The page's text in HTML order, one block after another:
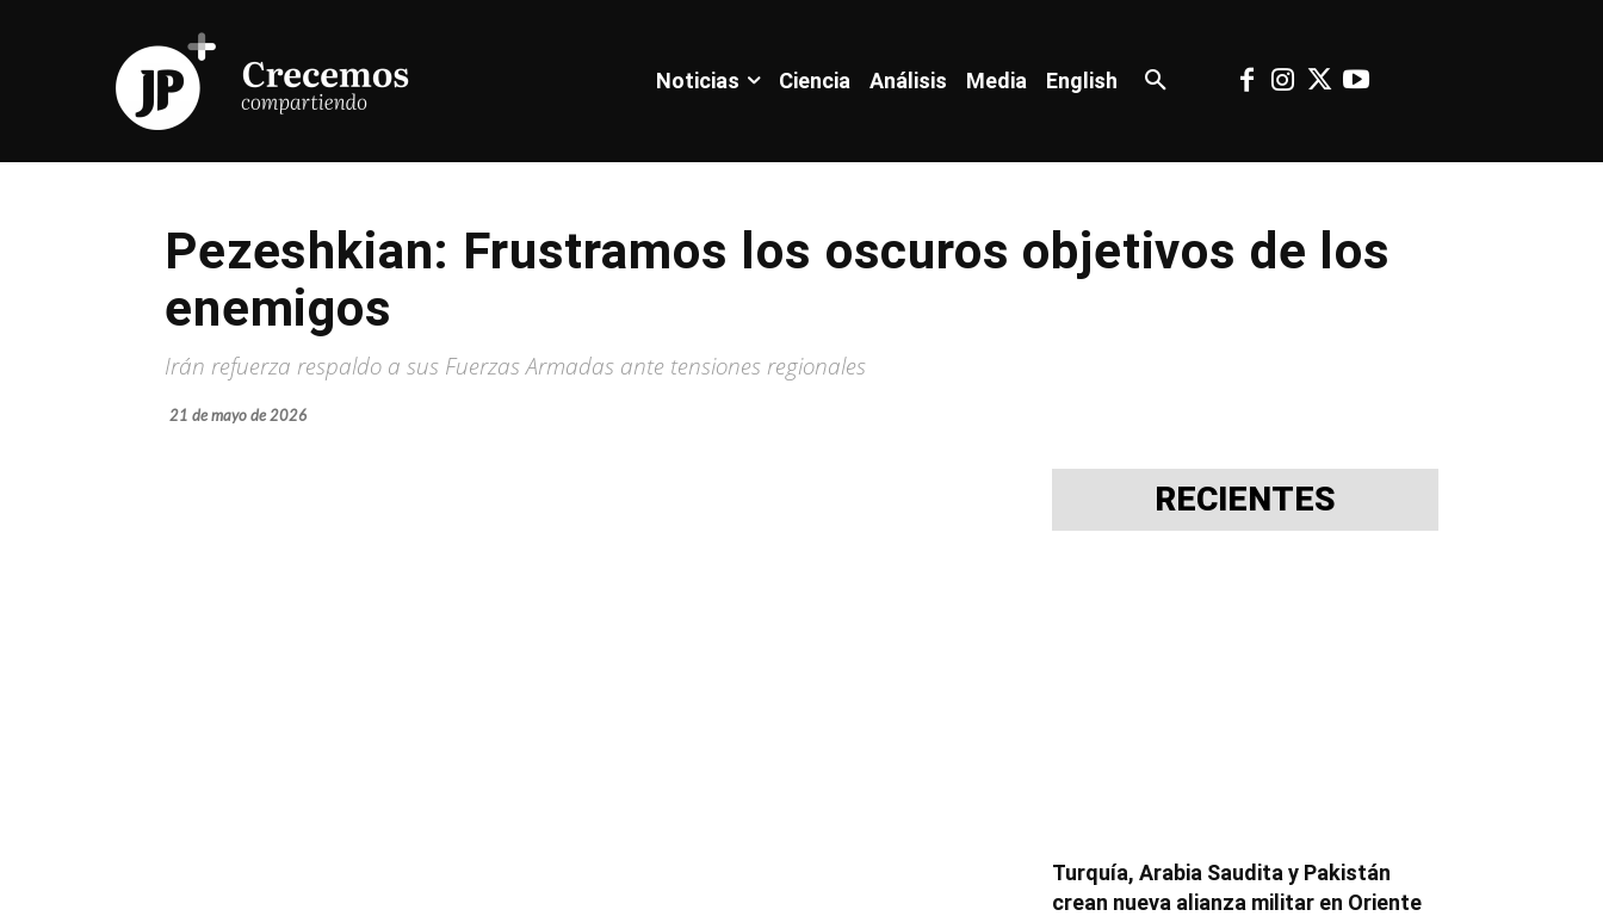
Noticias Ciencia Análisis Media English
Pezeshkian: Frustramos los oscuros objetivos de los
enemigos
Irán refuerza respaldo a sus Fuerzas Armadas ante tensiones regionales
21 de mayo de 2026
RECIENTES
Turquía, Arabia Saudita y Pakistán
crean nueva alianza militar en Oriente